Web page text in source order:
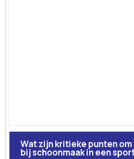
Wat zijn kritieke punten
bij schoonmaak in een